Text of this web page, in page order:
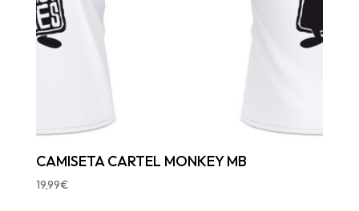
CAMISETA CARTEL MONKEY MB
19,99€